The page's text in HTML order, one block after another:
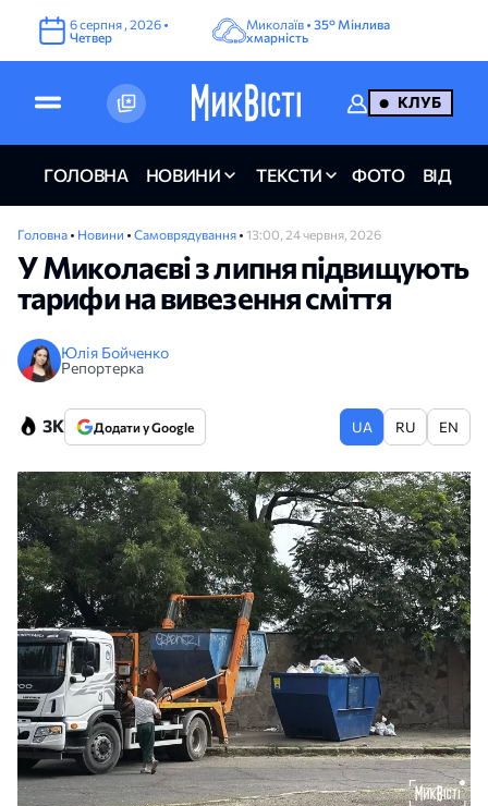
6серпня , 2026 •
Четвер
Миколаїв •35° Мінлива
хмарність
КЛУБ
ГОЛОВНА НОВИНИ ТЕКСТИ ФОТО ВІДЕО
Головна • Новини • Самоврядування • 13:00, 24 червня, 2026
У Миколаєві з липня підвищують
тарифи на вивезення сміття
Юлія Бойченко
Репортерка
3K Додати у Google UA RU EN